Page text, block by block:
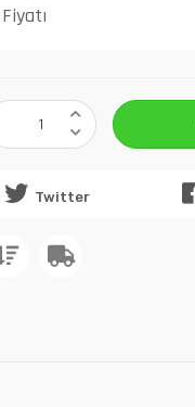
Fiyatı
Twitter